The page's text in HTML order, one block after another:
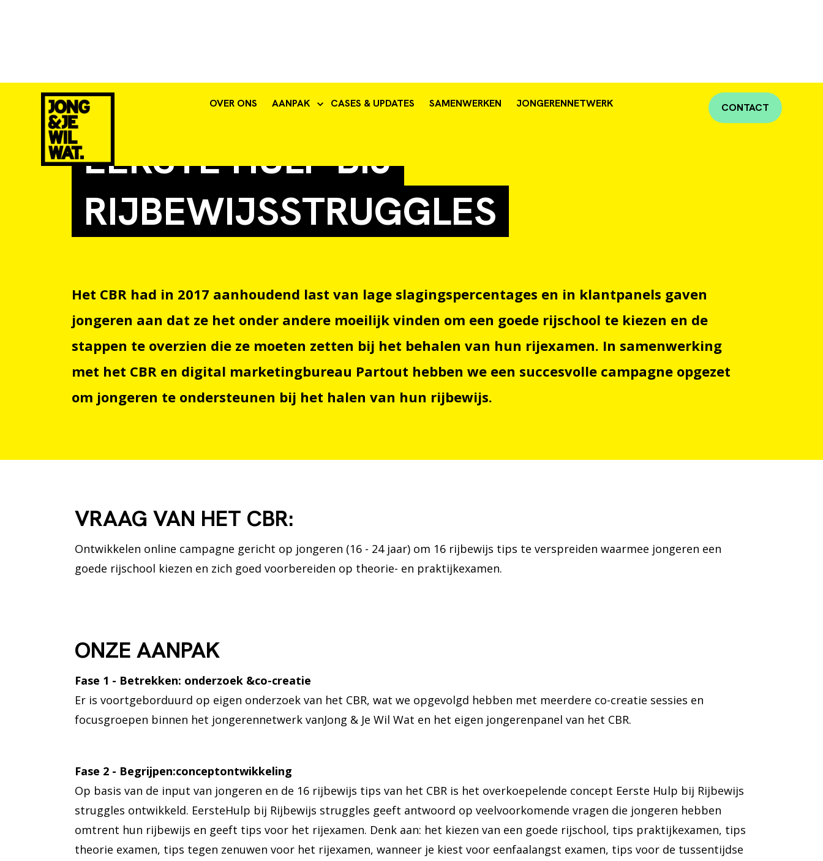
OVER ONS AANPAK CASES & UPDATES SAMENWERKEN JONGERENNETWERK CONTACT
CBR: JONGERENCAMPAGNE
EERSTE HULP BIJ
RIJBEWIJSSTRUGGLES
Het CBR had in 2017 aanhoudend last van lage slagingspercentages en in klantpanels gaven
jongeren aan dat ze het onder andere moeilijk vinden om een goede rijschool te kiezen en de
stappen te overzien die ze moeten zetten bij het behalen van hun rijexamen. In samenwerking
met het CBR en digital marketingbureau Partout hebben we een succesvolle campagne opgezet
om jongeren te ondersteunen bij het halen van hun rijbewijs.
VRAAG VAN HET CBR:
Ontwikkelen online campagne gericht op jongeren (16 - 24 jaar) om 16 rijbewijs tips te verspreiden waarmee jongeren een
goede rijschool kiezen en zich goed voorbereiden op theorie- en praktijkexamen.
ONZE AANPAK
Fase 1 - Betrekken: onderzoek &co-creatie
Er is voortgeborduurd op eigen onderzoek van het CBR, wat we opgevolgd hebben met meerdere co-creatie sessies en
focusgroepen binnen het jongerennetwerk vanJong & Je Wil Wat en het eigen jongerenpanel van het CBR.
Fase 2 - Begrijpen:conceptontwikkeling
Op basis van de input van jongeren en de 16 rijbewijs tips van het CBR is het overkoepelende concept Eerste Hulp bij Rijbewijs
struggles ontwikkeld. EersteHulp bij Rijbewijs struggles geeft antwoord op veelvoorkomende vragen die jongeren hebben
omtrent hun rijbewijs en geeft tips voor het rijexamen. Denk aan: het kiezen van een goede rijschool, tips praktijkexamen, tips
theorie examen, tips tegen zenuwen voor het rijexamen, wanneer je kiest voor eenfaalangst examen, tips voor de tussentijdse